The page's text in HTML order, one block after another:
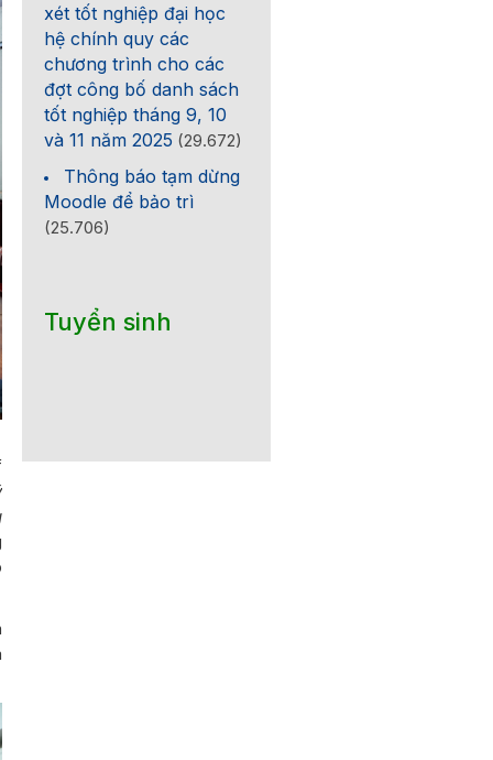
xét tốt nghiệp đại học
hệ chính quy các
chương trình cho các
đợt công bố danh sách
tốt nghiệp tháng 9, 10
và 11 năm 2025 (29.672)
Thông báo tạm dừng
Moodle để bảo trì
(25.706)
Tuyển sinh